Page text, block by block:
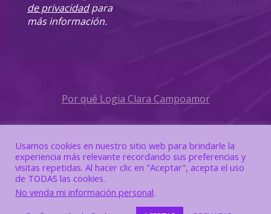
de privacidadpara
más información.
Por qué Logia Clara Campoamor
Política de Privacidad
Política de Cookies
Usamos cookies en nuestro sitio web para brindarle la
experiencia más relevante recordando sus preferencias y
visitas repetidas. Al hacer clic en "Aceptar", acepta el uso
de TODAS las cookies.
No venda mi información personal.